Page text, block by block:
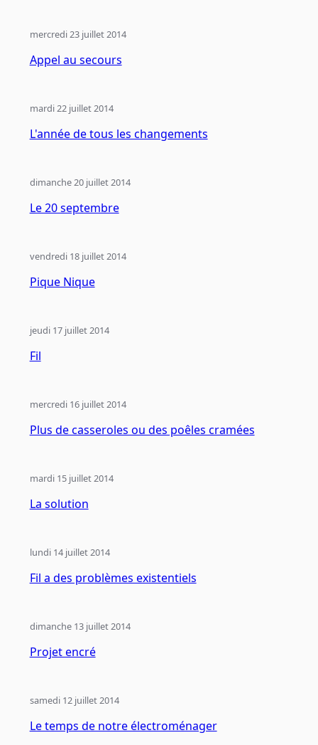
Appel au secours
mercredi 23 juillet 2014
L'année de tous les changements
mardi 22 juillet 2014
Le 20 septembre
dimanche 20 juillet 2014
Pique Nique
vendredi 18 juillet 2014
Fil
jeudi 17 juillet 2014
Plus de casseroles ou des poêles cramées
mercredi 16 juillet 2014
La solution
mardi 15 juillet 2014
Fil a des problèmes existentiels
lundi 14 juillet 2014
Projet encré
dimanche 13 juillet 2014
Le temps de notre électroménager
samedi 12 juillet 2014